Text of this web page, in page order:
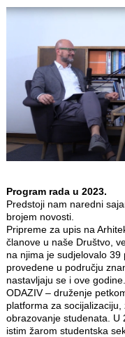
Program rada u 2023.
Predstoji nam naredni
brojem novosti.
Pripreme za upis na
članove u naše Društvo,
na njima je sudjelovalo
provedene u području
nastavljaju se i ove godine.
ODAZIV – druženje
platforma za
obrazovanje studenata. U
istim žarom studentska